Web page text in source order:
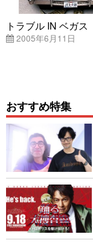
トラブル IN ベガス
2005年6月11日
おすすめ特集